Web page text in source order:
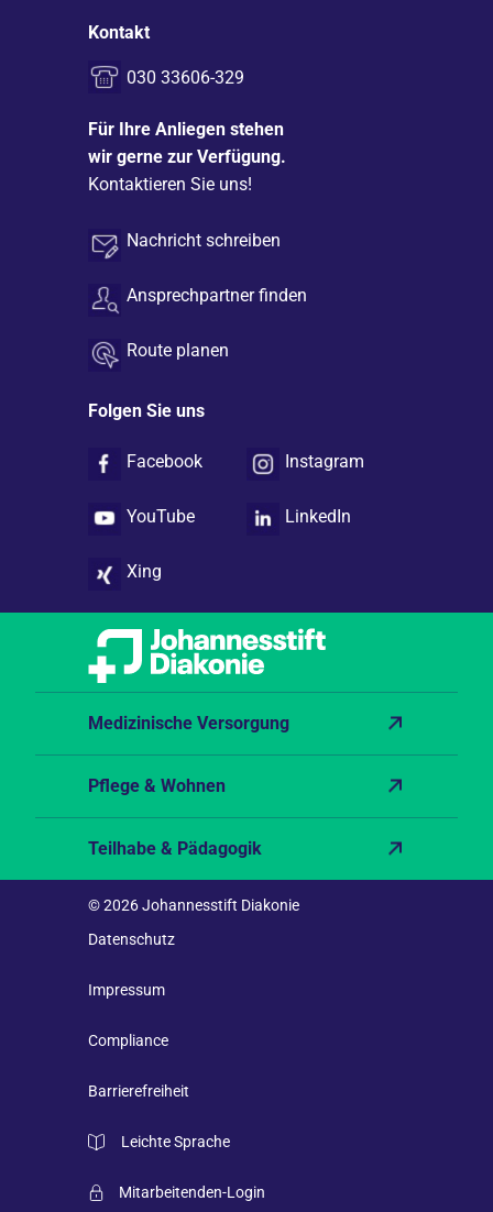
Kontakt
030 33606-329
Für Ihre Anliegen stehen
wir gerne zur Verfügung.
Kontaktieren Sie uns!
Nachricht schreiben
Ansprechpartner finden
Route planen
Folgen Sie uns
Facebook Instagram
YouTube LinkedIn
Xing
Medizinische Versorgung
Pflege & Wohnen
Teilhabe & Pädagogik
© 2026 Johannesstift Diakonie
Datenschutz
Impressum
Compliance
Barrierefreiheit
Leichte Sprache
Mitarbeitenden-Login